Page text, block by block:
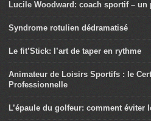
Lucile Woodward: coach sportif – un
Syndrome rotulien dédramatisé
Le fit’Stick: l’art de taper en rythme
Animateur de Loisirs Sportifs : le
Professionnelle
L’épaule du golfeur: comment éviter